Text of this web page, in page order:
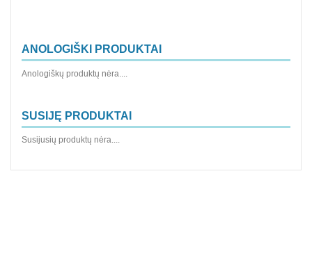
ANOLOGIŠKI PRODUKTAI
Anologiškų produktų nėra....
SUSIJĘ PRODUKTAI
Susijusių produktų nėra....